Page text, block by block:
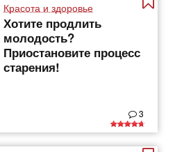
Красота и здоровье
Хотите продлить
молодость?
Приостановите процесс
старения!
3